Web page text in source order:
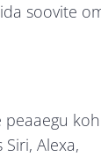
soovite
Alexa,